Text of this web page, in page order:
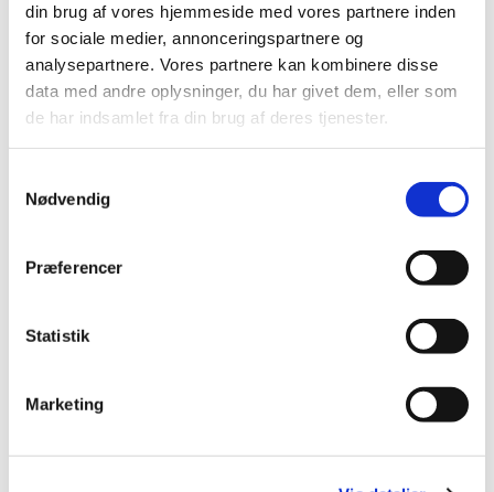
din brug af vores hjemmeside med vores partnere inden
for sociale medier, annonceringspartnere og
analysepartnere. Vores partnere kan kombinere disse
data med andre oplysninger, du har givet dem, eller som
de har indsamlet fra din brug af deres tjenester.
Nødvendig
Præferencer
Statistik
Marketing
Accepter venligst marketingcookies for at se
dette kort.